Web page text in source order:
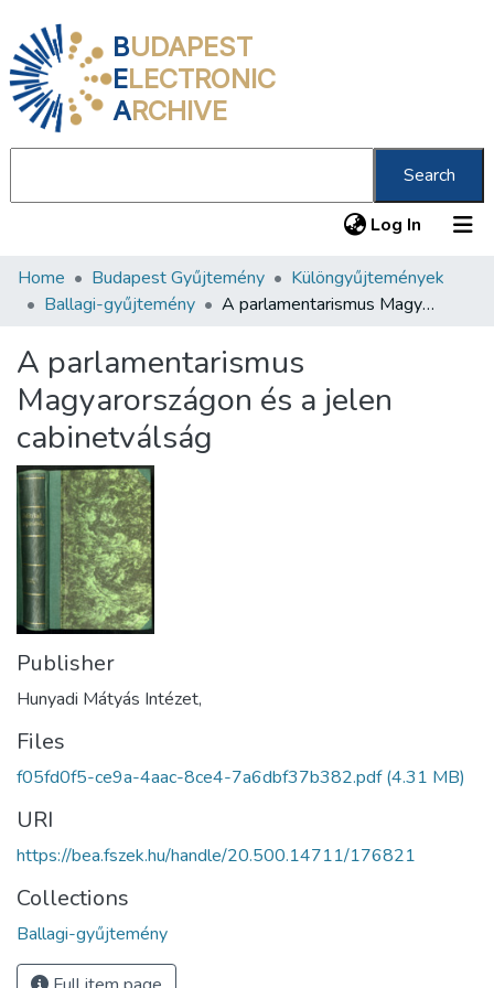
BUDAPEST
ELECTRONIC
ARCHIVE
Search
Log In (current)
Communities & Collections
Statistics
About us
Home Budapest Gyűjtemény
Különgyűjtemények
Ballagi-gyűjtemény
A parlamentarismus Magyarországon és a jelen cabinetválság
A parlamentarismus
Magyarországon és a jelen
cabinetválság
Publisher
Hunyadi Mátyás Intézet,
Files
f05fd0f5-ce9a-4aac-8ce4-7a6dbf37b382.pdf(4.31 MB)
URI
https://bea.fszek.hu/handle/20.500.14711/176821
Collections
Ballagi-gyűjtemény